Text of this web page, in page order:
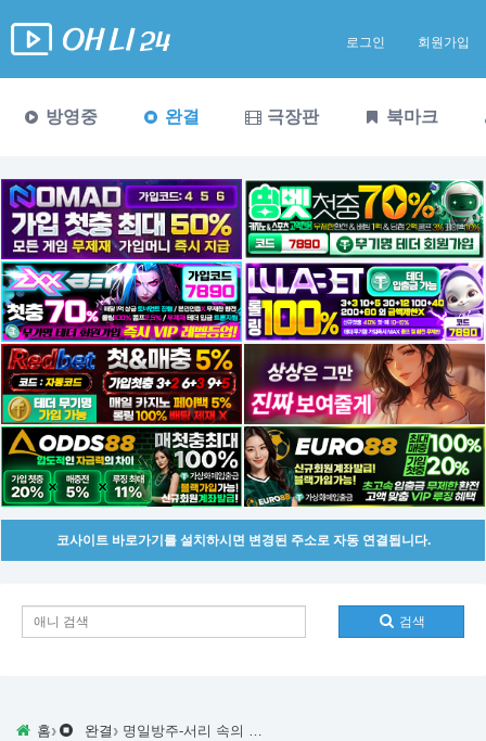
로그인 회원가입
방영중 완결 극장판 북마크
코사이트 바로가기를 설치하시면 변경된 주소로 자동 연결됩니다.
검색
홈› 완결 › 명일방주-서리 속의 죽음